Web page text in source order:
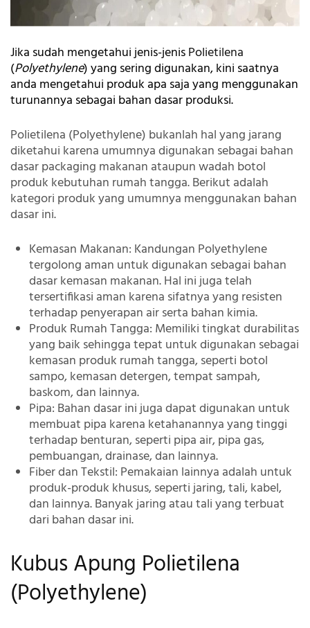
Jika sudah mengetahui jenis-jenisPolietilena
(Polyethylene) yang sering digunakan, kini saatnya
anda mengetahui produk apa saja yang menggunakan
turunannya sebagai bahan dasar produksi.
Polietilena (Polyethylene) bukanlah hal yang jarang
diketahui karena umumnya digunakan sebagai bahan
dasar packaging makanan ataupun wadah botol
produk kebutuhan rumah tangga. Berikut adalah
kategori produk yang umumnya menggunakan bahan
dasar ini.
Kemasan Makanan: Kandungan Polyethylene
tergolong aman untuk digunakan sebagai bahan
dasar kemasan makanan. Hal ini juga telah
tersertifikasi aman karena sifatnya yang resisten
terhadap penyerapan air serta bahan kimia.
Produk Rumah Tangga: Memiliki tingkat durabilitas
yang baik sehingga tepat untuk digunakan sebagai
kemasan produk rumah tangga, seperti botol
sampo, kemasan detergen, tempat sampah,
baskom, dan lainnya.
Pipa: Bahan dasar ini juga dapat digunakan untuk
membuat pipa karena ketahanannya yang tinggi
terhadap benturan, seperti pipa air, pipa gas,
pembuangan, drainase, dan lainnya.
Fiber dan Tekstil: Pemakaian lainnya adalah untuk
produk-produk khusus, seperti jaring, tali, kabel,
dan lainnya. Banyak jaring atau tali yang terbuat
dari bahan dasar ini.
Kubus Apung Polietilena
(Polyethylene)